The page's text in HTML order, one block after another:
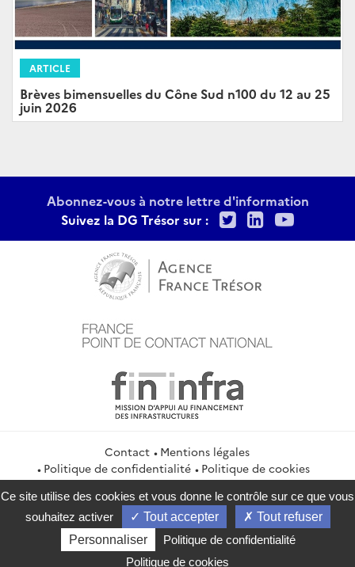
ARTICLE
Brèves bimensuelles du Cône Sud n100 du 12 au 25
juin 2026
Abonnez-vous à notre lettre d'information
Suivez la DG Trésor sur :
TwitterLinkedIn
Contact
Mentions légales
Politique de confidentialité
Politique de cookies
Gestion des cookies
Flux RSS
service-public.gouv.fr
legifrance.gouv.fr
info.gouv.fr
data.gouv.fr
2026 Direction générale du Trésor
Ce site utilise des cookies et vous donne le contrôle sur ce que vous
souhaitez activer
Tout accepter
Tout refuser
Personnaliser
Politique de confidentialité
Politique de cookies